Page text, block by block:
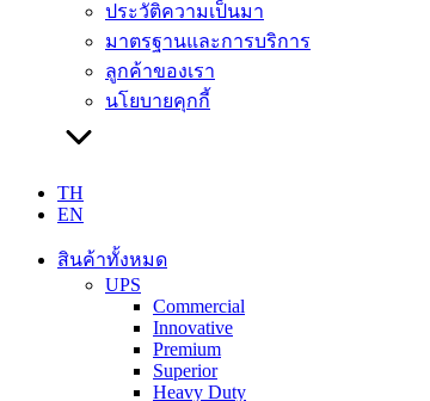
ประวัติความเป็นมา
มาตรฐานและการบริการ
ลูกค้าของเรา
นโยบายคุกกี้
TH
EN
สินค้าทั้งหมด
UPS
Commercial
Innovative
Premium
Superior
Heavy Duty